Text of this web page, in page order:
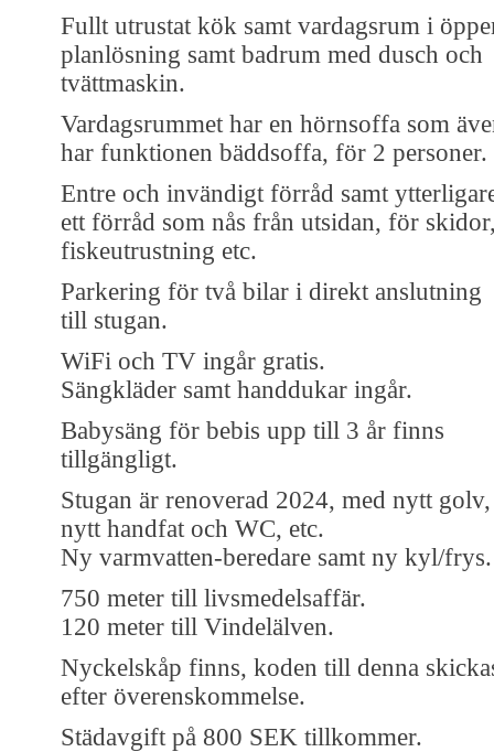
Fullt utrustat kök samt vardagsrum i
planlösning samt badrum med dusch och
tvättmaskin.
Vardagsrummet har en hörnsoffa som
har funktionen bäddsoffa, för 2 personer.
Entre och invändigt förråd samt
ett förråd som nås från utsidan, för
fiskeutrustning etc.
Parkering för två bilar i direkt anslutning
till stugan.
WiFi och TV ingår gratis.
Sängkläder samt handdukar ingår.
Babysäng för bebis upp till 3 år finns
tillgängligt.
Stugan är renoverad 2024, med nytt golv,
nytt handfat och WC, etc.
Ny varmvatten-beredare samt ny kyl/frys.
750 meter till livsmedelsaffär.
120 meter till Vindelälven.
Nyckelskåp finns, koden till denna
efter överenskommelse.
Städavgift på 800 SEK tillkommer.